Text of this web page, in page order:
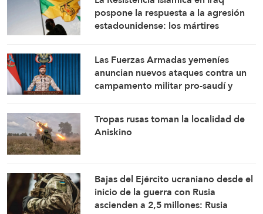
pospone la respuesta a la agresión
estadounidense: los mártires
Las Fuerzas Armadas yemeníes
anuncian nuevos ataques contra un
campamento militar pro-saudí y
asedio y escalada por escalada
Tropas rusas toman la localidad de
Aniskino
Bajas del Ejército ucraniano desde el
inicio de la guerra con Rusia
ascienden a 2,5 millones: Rusia